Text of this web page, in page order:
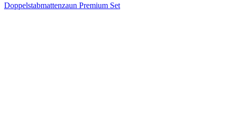
Doppelstabmattenzaun Premium Set